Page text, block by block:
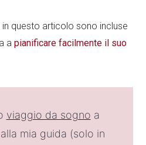
questo articolo sono incluse
apianificare facilmente il suo
viaggio da sogno a
mia guida (solo in